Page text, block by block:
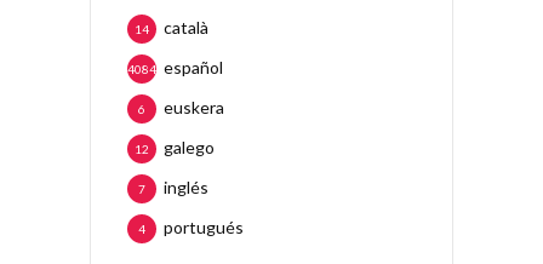
català
14
español
4084
euskera
6
galego
12
inglés
7
portugués
4